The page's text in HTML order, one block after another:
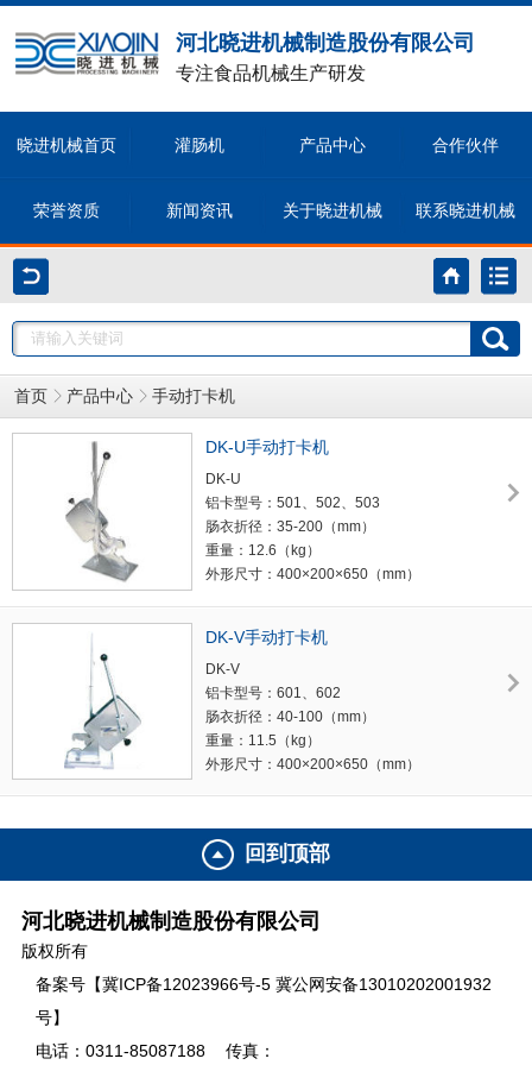
河北晓进机械制造股份有限公司
专注食品机械生产研发
晓进机械首页 灌肠机 产品中心 合作伙伴
荣誉资质 新闻资讯 关于晓进机械 联系晓进机械
首页 产品中心 手动打卡机
DK-U手动打卡机
DK-U
铝卡型号：501、502、503
肠衣折径：35-200（mm）
重量：12.6（kg）
外形尺寸：400×200×650（mm）
DK-V手动打卡机
DK-V
铝卡型号：601、602
肠衣折径：40-100（mm）
重量：11.5（kg）
外形尺寸：400×200×650（mm）
回到顶部
河北晓进机械制造股份有限公司
版权所有
备案号【冀ICP备12023966号-5 冀公网安备13010202001932
号】
电话：0311-85087188
传真：